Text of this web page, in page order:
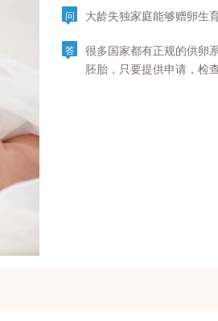
问 大龄失独家庭能够赠卵生
答
很多国家都有正规的供卵
胚胎，只要提供申请，检